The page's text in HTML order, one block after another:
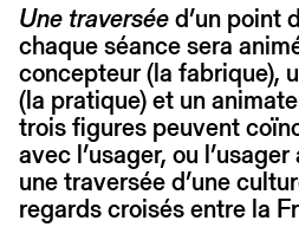
Une traverséed’un point
chaque séance sera
concepteur (la fabrique),
(la pratique) et un
trois figures peuvent
avec l’usager, ou
une traversée d’une
regards croisés entre la